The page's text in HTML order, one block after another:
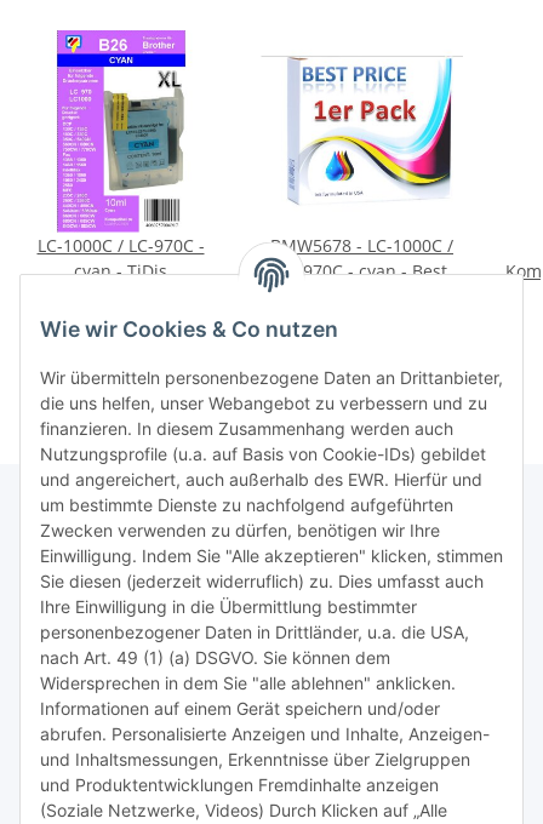
LC-1000C / LC-970C -
cyan - TiDis
für ca. 400 Seiten
Kombipatrone
0,01 € pro 0
BMW5678 - LC-1000C /
LC-970C - cyan - Best
Ersatzdruckerpatrone
Kombipatrone
0,27 € pro 1 ml
TiDis Lizenzsystem
Meist besuchte Seiten:
Tipps & Tricks rund um Sublimation
TiDis Videos auf Youtube
Nachfüllpreise für Druckerpatronen
Refillservice Patronen verpacken
Wie wir Cookies & Co nutzen
Wir übermitteln personenbezogene Daten an Drittanbieter,
die uns helfen, unser Webangebot zu verbessern und zu
finanzieren. In diesem Zusammenhang werden auch
Nutzungsprofile (u.a. auf Basis von Cookie-IDs) gebildet
und angereichert, auch außerhalb des EWR. Hierfür und
um bestimmte Dienste zu nachfolgend aufgeführten
Zwecken verwenden zu dürfen, benötigen wir Ihre
Einwilligung. Indem Sie "Alle akzeptieren" klicken, stimmen
Sie diesen (jederzeit widerruflich) zu. Dies umfasst auch
Ihre Einwilligung in die Übermittlung bestimmter
personenbezogener Daten in Drittländer, u.a. die USA,
nach Art. 49 (1) (a) DSGVO. Sie können dem
Widersprechen in dem Sie "alle ablehnen" anklicken.
Informationen auf einem Gerät speichern und/oder
abrufen. Personalisierte Anzeigen und Inhalte, Anzeigen-
und Inhaltsmessungen, Erkenntnisse über Zielgruppen
und Produktentwicklungen Fremdinhalte anzeigen
(Soziale Netzwerke, Videos) Durch Klicken auf „Alle